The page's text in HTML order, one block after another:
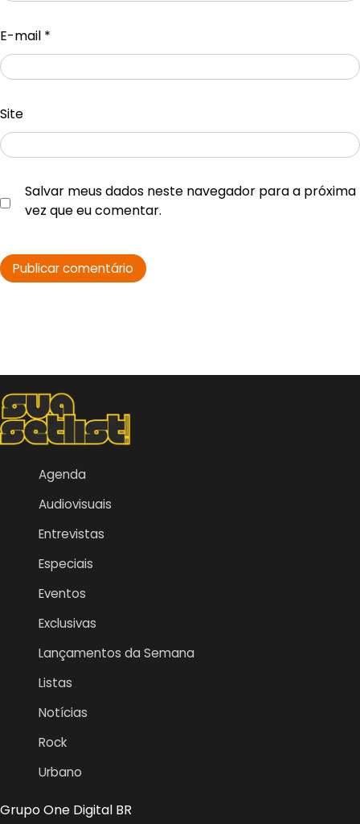
E-mail *
Site
Salvar meus dados neste navegador para a próxima
vez que eu comentar.
Agenda
Audiovisuais
Entrevistas
Especiais
Eventos
Exclusivas
Lançamentos da Semana
Listas
Notícias
Rock
Urbano
Grupo One Digital BR